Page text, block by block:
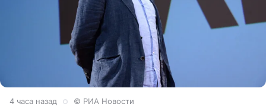
4 часа назад © РИА Новости